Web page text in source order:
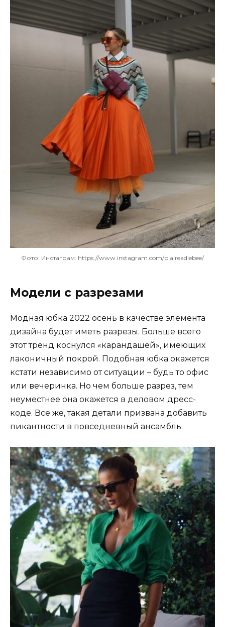
Фото: Инстаграм: https://www.instagram.com/blaireadiebee/
Модели с разрезами
Модная юбка 2022 осень в качестве элемента
дизайна будет иметь разрезы. Больше всего
этот тренд коснулся «карандашей», имеющих
лаконичный покрой. Подобная юбка окажется
кстати независимо от ситуации – будь то офис
или вечеринка. Но чем больше разрез, тем
неуместнее она окажется в деловом дресс-
коде. Все же, такая детали призвана добавить
пикантности в повседневный ансамбль.